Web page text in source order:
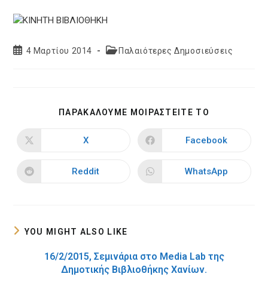
Post4 Μαρτίου 2014
PostΠαλαιότερες Δημοσιεύσεις
ΠΑΡΑΚΑΛΟΥΜΕ ΜΟΙΡΑΣΤΕΙΤΕ ΤΟ
CONTENT
Opens
new
window
X
Opens
new
window
Facebook
Opens
Reddit
Opens
WhatsApp
YOU MIGHT ALSO LIKE
16/2/2015, Σεμινάρια στο Media Lab της
Δημοτικής Βιβλιοθήκης Χανίων.